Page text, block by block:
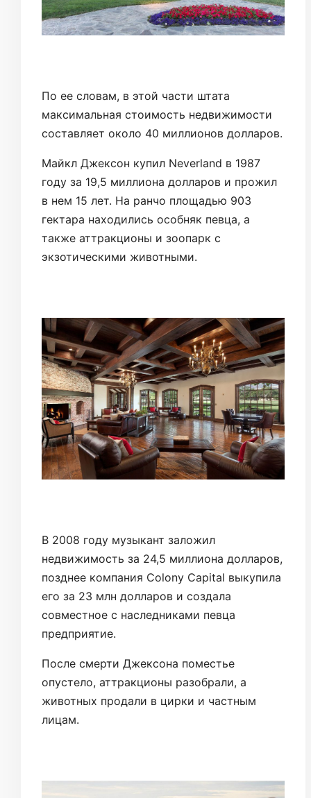
По ее словам, в этой части штата
максимальная стоимость недвижимости
составляет около 40 миллионов долларов.
Майкл Джексон купил Neverland в 1987
году за 19,5 миллиона долларов и прожил
в нем 15 лет. На ранчо площадью 903
гектара находились особняк певца, а
также аттракционы и зоопарк с
экзотическими животными.
В 2008 году музыкант заложил
недвижимость за 24,5 миллиона долларов,
позднее компания Colony Capital выкупила
его за 23 млн долларов и создала
совместное с наследниками певца
предприятие.
После смерти Джексона поместье
опустело, аттракционы разобрали, а
животных продали в цирки и частным
лицам.